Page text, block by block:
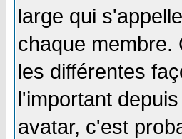
large qui s'appelle
chaque membre.
les différentes
l'important
avatar, c'est